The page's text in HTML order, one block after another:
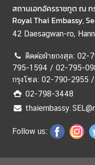
า
เ
อ
ก
อั
ค
ร
า
ทู
ฯ
สถานเอกอัครราชทูต ณ ก
Royal Thai Embassy,
42 Daesagwan-ro,
ติดต่อฝ่ายกงสุล:
795-1594 / 02-795-
กรุงโซล: 02-790-2955
02-798-3448
Follow us: